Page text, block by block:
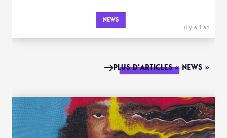
NEWS
il y a 1 an
PLUS D'ARTICLES « NEWS »